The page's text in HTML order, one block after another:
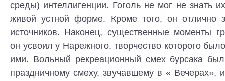
среды) интеллигенции. Гоголь не мог не знать
живой устной форме. Кроме того, он отлично
источников. Наконец, существенные моменты
он усвоил у Нарежного, творчество которого
ими. Вольный рекреационный смех бурсака
праздничному смеху, звучавшему в « Вечерах»,